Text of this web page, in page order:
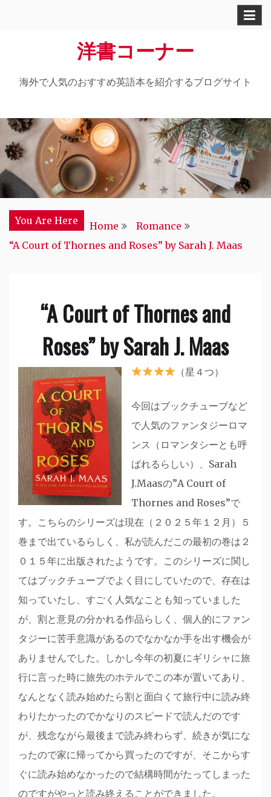
洋書コーナー
海外で人気のおすすめ英語本を紹介するブログサイト
You Are Here Home
Romance
“A Court of Thornes and Roses” by Sarah J. Maas
“A Court of Thornes and
Roses” by Sarah J. Maas
（星４つ）
今回はブックチューブなど
で人気のファンタジーロマ
ンス（ロマンタシーとも呼
ばれるらしい）、Sarah
J.Maasの”A Court of
Thornes and Roses”で
す。こちらのシリーズは現在（２０２５年１２月）５
巻まで出ているらしく、私が読んだこの最初の巻は２
０１５年に出版されたようです。このシリーズに関し
てはブックチューブでよく目にしていたので、存在は
知っていたし、すごく人気なことも知っていました
が、割と意見の分かれる作品らしく、個人的にファン
タジーに苦手意識があるのでなかなか手を出す機会が
ありませんでした。しかし今年の初夏にギリシャに旅
行に言った時に旅先のホテルでこの本が置いてあり、
なんとなく読み始めたら割と面白くて旅行中に読み終
わりたかったのでかなりのスピードで読んだのです
が、残念ながら最後まで読み終わらず、続きが気にな
ったので家に帰ってから買ったのですが、そこからす
ぐに読み始めなかったので結構時間がたってしまった
のですがやっと読み終えることができました。